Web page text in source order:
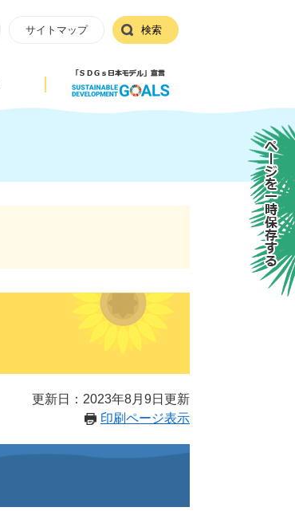
サイトマップ 検索
更新日：2023年8月9日更新
印刷ページ表示
ページを一時保存する